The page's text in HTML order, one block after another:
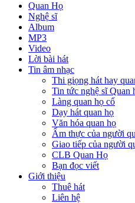
Quan Họ
Nghệ sĩ
Album
MP3
Video
Lời bài hát
Tin âm nhạc
Thi giọng hát hay
Tin tức nghệ sĩ Quan
Làng quan họ cổ
Dạy hát quan họ
Văn hóa quan họ
Ẩm thực của người
Giao tiếp của người
CLB Quan Họ
Bạn đọc viết
Giới thiệu
Thuê hát
Liên hệ